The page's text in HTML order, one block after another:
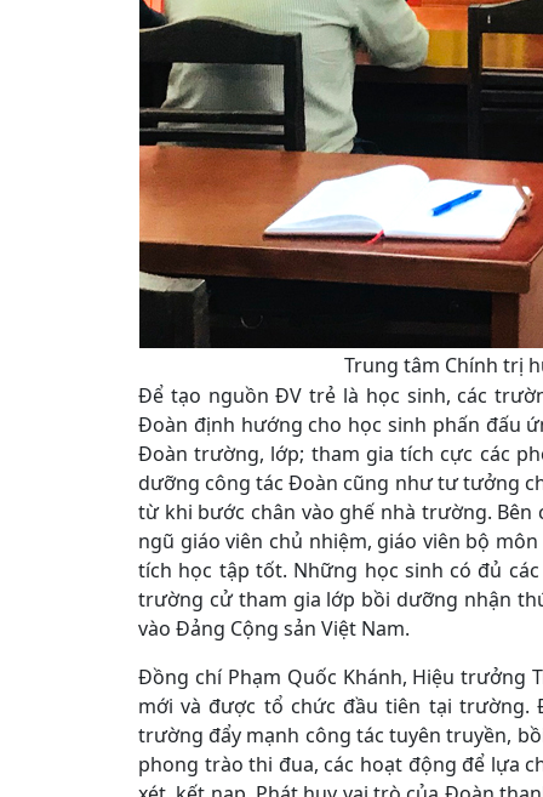
Trung tâm Chính trị
Để tạo nguồn ĐV trẻ là học sinh, các
Đoàn định hướng cho học sinh phấn đấu
Đoàn trường, lớp; tham gia tích cực các
dưỡng công tác Đoàn cũng như tư tưởng
từ khi bước chân vào ghế nhà trường.
ngũ giáo viên chủ nhiệm, giáo viên bộ
tích học tập tốt. Những học sinh có đủ
trường cử tham gia lớp bồi dưỡng nhận
vào Đảng Cộng sản Việt Nam.
Đồng chí Phạm Quốc Khánh, Hiệu trưởng
mới và được tổ chức đầu tiên tại
trường đẩy mạnh công tác tuyên truyền,
phong trào thi đua, các hoạt động để lựa